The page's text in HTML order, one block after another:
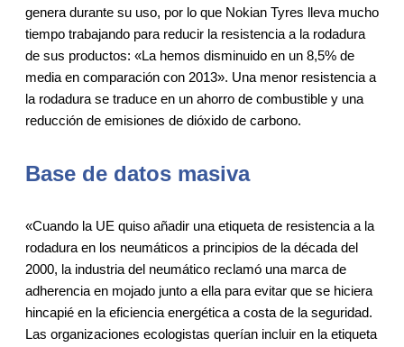
genera durante su uso, por lo que Nokian Tyres lleva mucho
tiempo trabajando para reducir la resistencia a la rodadura
de sus productos: «La hemos disminuido en un 8,5% de
media en comparación con 2013». Una menor resistencia a
la rodadura se traduce en un ahorro de combustible y una
reducción de emisiones de dióxido de carbono.
Base de datos masiva
«Cuando la UE quiso añadir una etiqueta de resistencia a la
rodadura en los neumáticos a principios de la década del
2000, la industria del neumático reclamó una marca de
adherencia en mojado junto a ella para evitar que se hiciera
hincapié en la eficiencia energética a costa de la seguridad.
Las organizaciones ecologistas querían incluir en la etiqueta